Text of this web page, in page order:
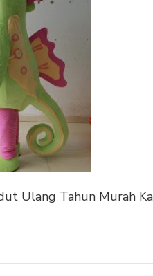
MURAH
KARAKTER
KUDA
LAUT
Ulang Tahun Murah